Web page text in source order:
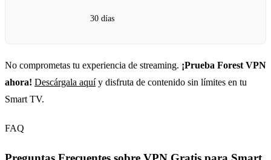
30 días
No comprometas tu experiencia de streaming. ¡Prueba Forest VPN
ahora! Descárgala aquíy disfruta de contenido sin límites en tu
Smart TV.
FAQ